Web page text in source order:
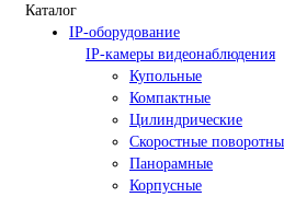
Каталог
IP-оборудование
IP-камеры видеонаблюдения
Купольные
Компактные
Цилиндрические
Скоростные
Панорамные
Корпусные